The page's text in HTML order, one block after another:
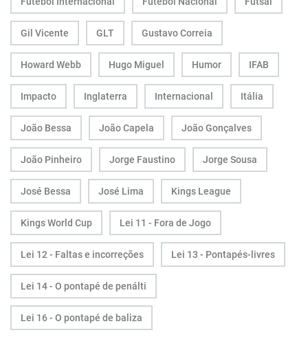
Gil Vicente GLT Gustavo Correia
Howard Webb Hugo Miguel Humor IFAB
Impacto Inglaterra Internacional Itália
João Bessa João Capela João Gonçalves
João Pinheiro Jorge Faustino Jorge Sousa
José Bessa José Lima Kings League
Kings World Cup Lei 11 - Fora de Jogo
Lei 12 - Faltas e incorreções Lei 13 - Pontapés-livres
Lei 14 - O pontapé de penálti
Lei 16 - O pontapé de baliza